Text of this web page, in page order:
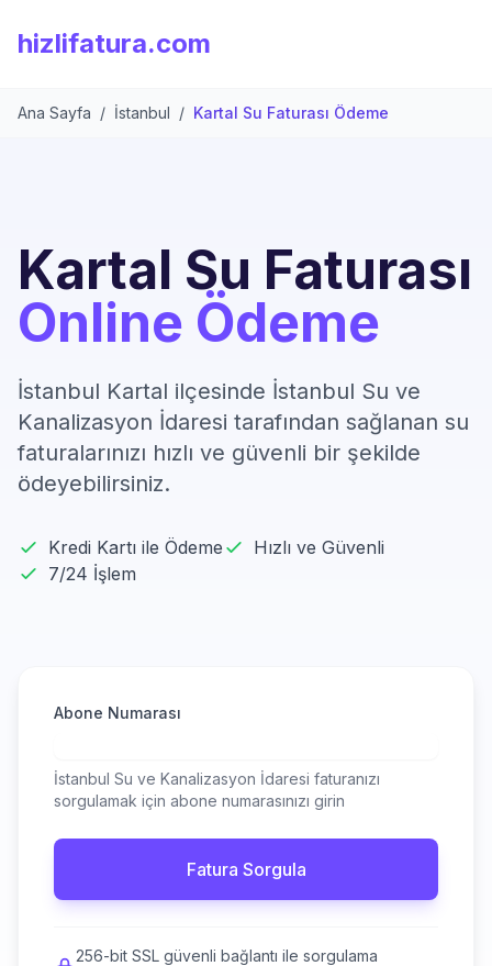
hizlifatura.com
Ana Sayfa / İstanbul / Kartal Su Faturası Ödeme
Kartal Su Faturası
Online Ödeme
İstanbul Kartal ilçesinde İstanbul Su ve
Kanalizasyon İdaresi tarafından sağlanan su
faturalarınızı hızlı ve güvenli bir şekilde
ödeyebilirsiniz.
Kredi Kartı ile Ödeme
Hızlı ve Güvenli
7/24 İşlem
Abone Numarası
İstanbul Su ve Kanalizasyon İdaresi faturanızı
sorgulamak için abone numarasınızı girin
Fatura Sorgula
256-bit SSL güvenli bağlantı ile sorgulama